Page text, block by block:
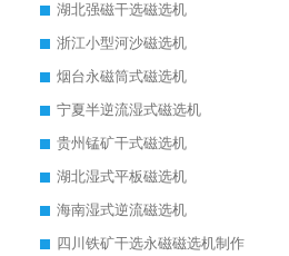
湖北强磁干选磁选机
浙江小型河沙磁选机
烟台永磁筒式磁选机
宁夏半逆流湿式磁选机
贵州锰矿干式磁选机
湖北湿式平板磁选机
海南湿式逆流磁选机
四川铁矿干选永磁磁选机制作